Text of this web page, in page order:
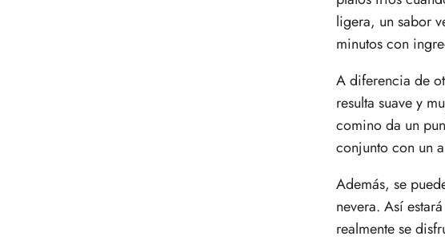
ligera, un sabor
minutos con
A diferencia de
resulta suave y
comino da un
conjunto con un
Además, se
nevera. Así
realmente se